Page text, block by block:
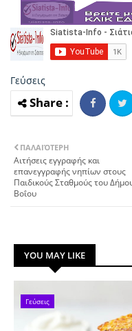
Γεύσεις
ΠΑΛΑΙΌΤΕΡΗ
Αιτήσεις εγγραφής και
επανεγγραφής νηπίων στους
Παιδικούς Σταθμούς του
Βοΐου
YOU MAY LIKE
Γεύσεις